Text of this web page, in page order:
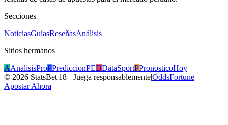
Secciones
NoticiasGuíasReseñasAnálisis
Sitios hermanos
AAnalisisProPPrediccionPEDDataSportPPronosticoHoy
© 2026 StatsBet|18+ Juega responsablemente|OddsFortune
Apostar Ahora